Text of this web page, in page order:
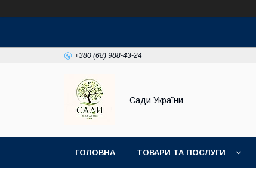
+380 (68) 988-43-24
Сади України
ГОЛОВНА ТОВАРИ ТА ПОСЛУГИ